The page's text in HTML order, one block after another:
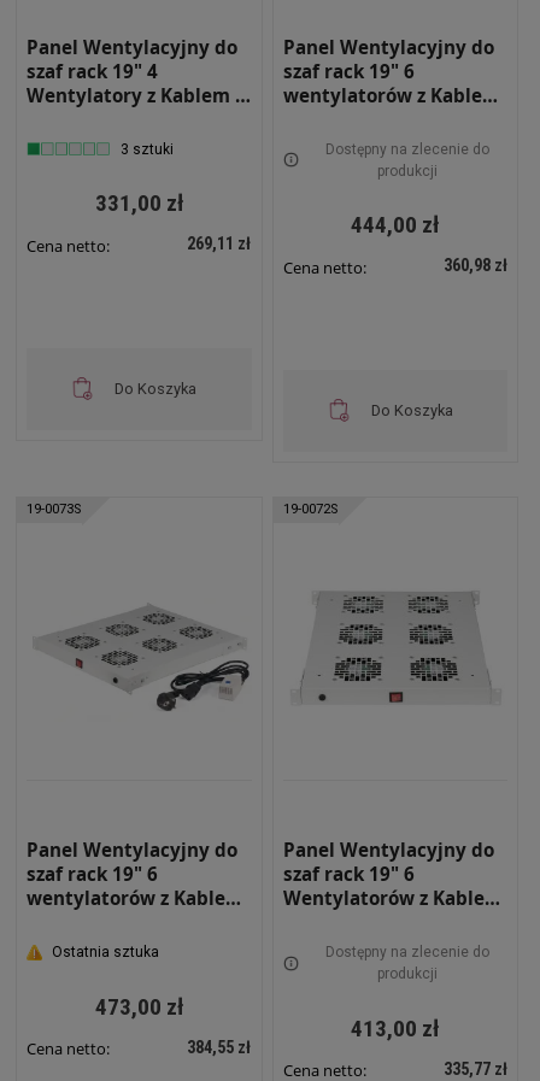
Panel Wentylacyjny do
szaf rack 19" 4
Wentylatory z Kablem i
7035 19-0071S
3 sztuki
331,00 zł
Cena netto: 269,11 zł
Do Koszyka
Panel Wentylacyjny do
szaf rack 19" 6
wentylatorów z Kablem
Dostępny na zlecenie do
produkcji
444,00 zł
Cena netto: 360,98 zł
Do Koszyka
19-0073S
Panel Wentylacyjny do
szaf rack 19" 6
wentylatorów z Kablem
Ostatnia sztuka
473,00 zł
Cena netto: 384,55 zł
19-0072S
Panel Wentylacyjny do
szaf rack 19" 6
Wentylatorów z Kablem
Dostępny na zlecenie do
produkcji
413,00 zł
Cena netto: 335,77 zł